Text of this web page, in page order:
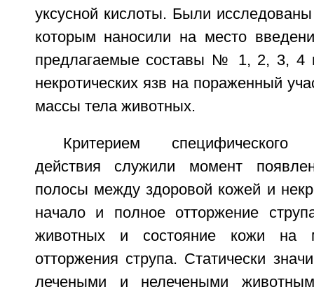
уксусной кислоты. Были
которым наносили на место
предлагаемые составы № 1, 2, 3, 4
некротических язв на пораженный
массы тела животных.
Критерием специфического
действия служили момент
полосы между здоровой кожей и
начало и полное отторжение
животных и состояние кожи на
отторжения струпа. Статически
лечеными и нелечеными